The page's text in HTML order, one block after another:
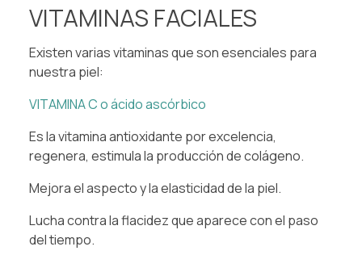
VITAMINAS FACIALES
Existen varias vitaminas que son esenciales para
nuestra piel:
VITAMINA C o ácido ascórbico
Es la vitamina antioxidante por excelencia,
regenera, estimula la producción de colágeno.
Mejora el aspecto y la elasticidad de la piel.
Lucha contra la flacidez que aparece con el paso
del tiempo.